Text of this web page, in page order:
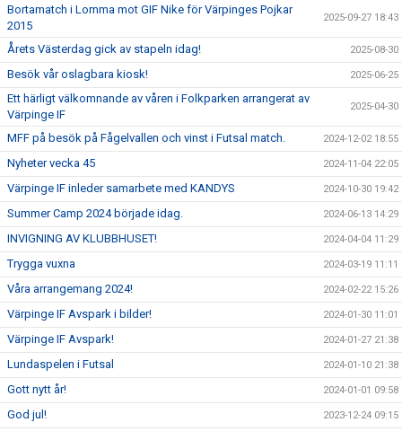
Bortamatch i Lomma mot GIF Nike för Värpinges Pojkar
2015
2025-09-27 18:43
Årets Västerdag gick av stapeln idag! 2025-08-30
Besök vår oslagbara kiosk! 2025-06-25
Ett härligt välkomnande av våren i Folkparken arrangerat av
Värpinge IF
2025-04-30
MFF på besök på Fågelvallen och vinst i Futsal match. 2024-12-02 18:55
Nyheter vecka 45 2024-11-04 22:05
Värpinge IF inleder samarbete med KANDYS 2024-10-30 19:42
Summer Camp 2024 började idag. 2024-06-13 14:29
INVIGNING AV KLUBBHUSET! 2024-04-04 11:29
Trygga vuxna 2024-03-19 11:11
Våra arrangemang 2024! 2024-02-22 15:26
Värpinge IF Avspark i bilder! 2024-01-30 11:01
Värpinge IF Avspark! 2024-01-27 21:38
Lundaspelen i Futsal 2024-01-10 21:38
Gott nytt år! 2024-01-01 09:58
God jul! 2023-12-24 09:15